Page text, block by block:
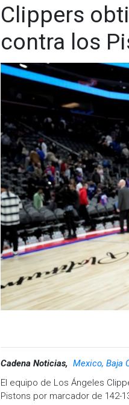
Ver
Una publicación
Con su llegada a Filadelfia, el
Embiid, Tyrese Maxey, el
aspiraciones de los 76ers de
Clippers
contra los
Cadena Noticias, Mexico, Baja
El equipo de Los Ángeles
Pistons por marcador de 142-